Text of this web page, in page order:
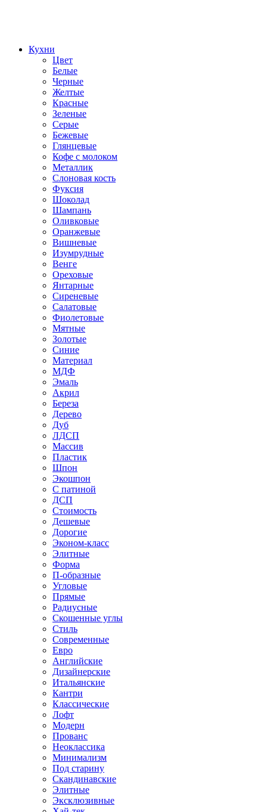
Кухни
Цвет
Белые
Черные
Желтые
Красные
Зеленые
Серые
Бежевые
Глянцевые
Кофе с молоком
Металлик
Слоновая кость
Фуксия
Шоколад
Шампань
Оливковые
Оранжевые
Вишневые
Изумрудные
Венге
Ореховые
Янтарные
Сиреневые
Салатовые
Фиолетовые
Мятные
Золотые
Синие
Материал
МДФ
Эмаль
Акрил
Береза
Дерево
Дуб
ЛДСП
Массив
Пластик
Шпон
Экошпон
С патиной
ДСП
Стоимость
Дешевые
Дорогие
Эконом-класс
Элитные
Форма
П-образные
Угловые
Прямые
Радиусные
Скошенные углы
Стиль
Современные
Евро
Английские
Дизайнерские
Итальянские
Кантри
Классические
Лофт
Модерн
Прованс
Неоклассика
Минимализм
Под старину
Скандинавские
Элитные
Эксклюзивные